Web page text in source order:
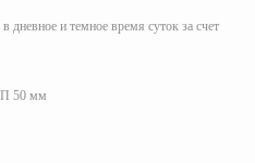
дневное и темное время суток за счет
50 мм